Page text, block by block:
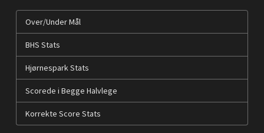
Over/Under Mål
BHS Stats
Hjørnespark Stats
Scorede i Begge Halvlege
Korrekte Score Stats